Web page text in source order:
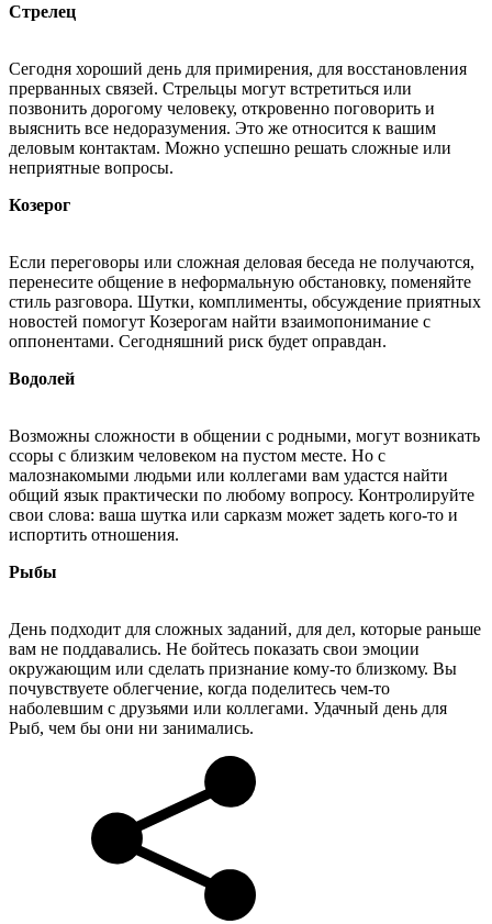
Стрелец
Сегодня хороший день для примирения, для восстановления
прерванных связей. Стрельцы могут встретиться или
позвонить дорогому человеку, откровенно поговорить и
выяснить все недоразумения. Это же относится к вашим
деловым контактам. Можно успешно решать сложные или
неприятные вопросы.
Козерог
Если переговоры или сложная деловая беседа не получаются,
перенесите общение в неформальную обстановку, поменяйте
стиль разговора. Шутки, комплименты, обсуждение приятных
новостей помогут Козерогам найти взаимопонимание с
оппонентами. Сегодняшний риск будет оправдан.
Водолей
Возможны сложности в общении с родными, могут возникать
ссоры с близким человеком на пустом месте. Но с
малознакомыми людьми или коллегами вам удастся найти
общий язык практически по любому вопросу. Контролируйте
свои слова: ваша шутка или сарказм может задеть кого-то и
испортить отношения.
Рыбы
День подходит для сложных заданий, для дел, которые раньше
вам не поддавались. Не бойтесь показать свои эмоции
окружающим или сделать признание кому-то близкому. Вы
почувствуете облегчение, когда поделитесь чем-то
наболевшим с друзьями или коллегами. Удачный день для
Рыб, чем бы они ни занимались.